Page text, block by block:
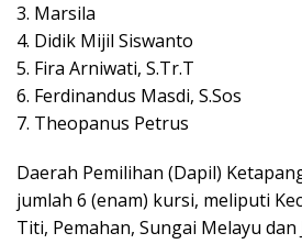
3. Marsila
4. Didik Mijil Siswanto
5. Fira Arniwati, S.Tr.T
6. Ferdinandus Masdi, S.Sos
7. Theopanus Petrus
Daerah Pemilihan (Dapil)
jumlah 6 (enam) kursi, meliputi
Titi, Pemahan, Sungai Melayu dan